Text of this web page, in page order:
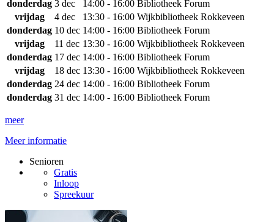
donderdag 3 dec 14:00 - 16:00 Bibliotheek Forum
vrijdag
4 dec 13:30 - 16:00 Wijkbibliotheek Rokkeveen
donderdag 10 dec 14:00 - 16:00 Bibliotheek Forum
vrijdag
11 dec 13:30 - 16:00 Wijkbibliotheek Rokkeveen
donderdag 17 dec 14:00 - 16:00 Bibliotheek Forum
vrijdag
18 dec 13:30 - 16:00 Wijkbibliotheek Rokkeveen
donderdag 24 dec 14:00 - 16:00 Bibliotheek Forum
donderdag 31 dec 14:00 - 16:00 Bibliotheek Forum
meer
Meer informatie
Senioren
Gratis
Inloop
Spreekuur